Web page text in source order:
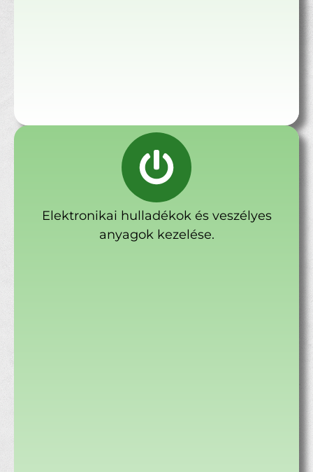
Elektronikai hulladékok és veszélyes
anyagok kezelése.